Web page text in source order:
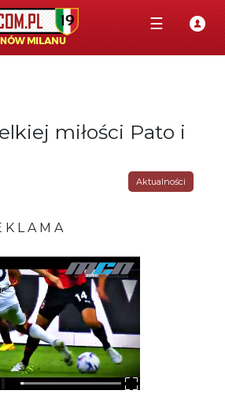
☰
miłości Pato i
Aktualności
K L A M A